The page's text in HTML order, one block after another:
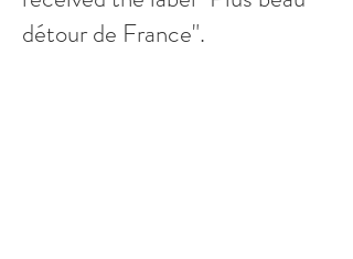
détour de France".